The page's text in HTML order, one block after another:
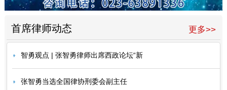
更多>>
首席律师动态
智勇观点 | 张智勇律师出席西政论坛“新
张智勇当选全国律协刑委会副主任